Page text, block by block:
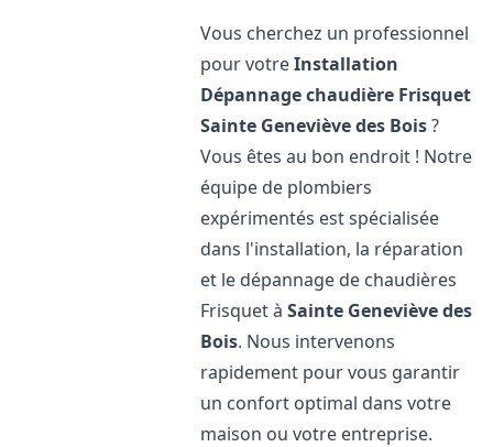
Vous cherchez un professionnel
pour votreInstallation
Dépannage chaudière Frisquet
Sainte Geneviève des Bois?
Vous êtes au bon endroit ! Notre
équipe de plombiers
expérimentés est spécialisée
dans l'installation, la réparation
et le dépannage de chaudières
Frisquet àSainte Geneviève des
Bois. Nous intervenons
rapidement pour vous garantir
un confort optimal dans votre
maison ou votre entreprise.